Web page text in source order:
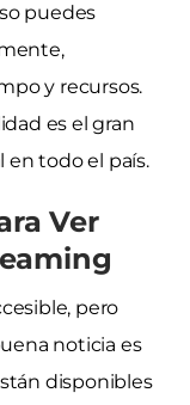
puedes
y recursos.
es el gran
en todo el país.
Ver
pero
noticia es
disponibles